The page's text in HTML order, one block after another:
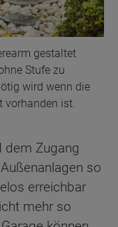
gestaltet
Stufe zu
wird wenn die
ist.
dem Zugang
so
erreichbar
mehr so